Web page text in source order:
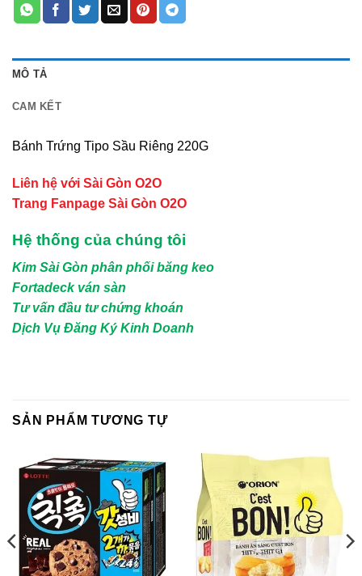
MÔ TẢ
CAM KẾT
Bánh Trứng Tipo Sầu Riêng 220G
Liên hệ với Sài Gòn O2O
Trang Fanpage Sài Gòn O2O
Hệ thống của chúng tôi
Kim Sài Gòn phân phối băng keo
Fortadeck ván sàn
Tư vấn đầu tư chứng khoán
Dịch Vụ Đăng Ký Kinh Doanh
SẢN PHẨM TƯƠNG TỰ